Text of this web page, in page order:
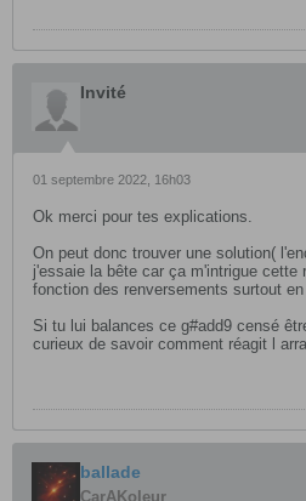
Invité
01 septembre 2022, 16h03
Ok merci pour tes explications.
On peut donc trouver une solution(
j'essaie la bête car ça m'intrigue cette
fonction des renversements surtout
Si tu lui balances ce g#add9 censé
curieux de savoir comment réagit l
ballade
CarAKoleur